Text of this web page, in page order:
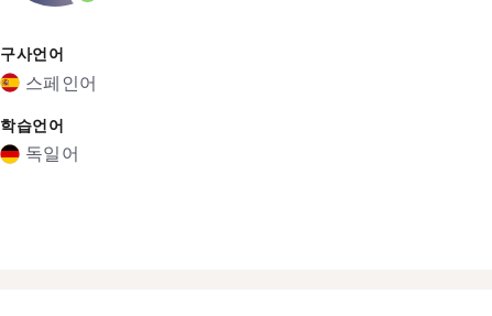
구사언어
스페인어
학습언어
독일어